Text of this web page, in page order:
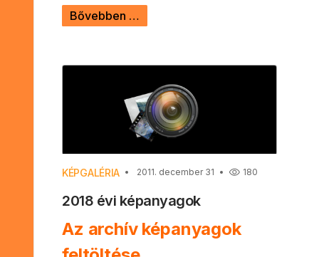
Bővebben …
KÉPGALÉRIA 2011. december 31 180
2018 évi képanyagok
Az archív képanyagok